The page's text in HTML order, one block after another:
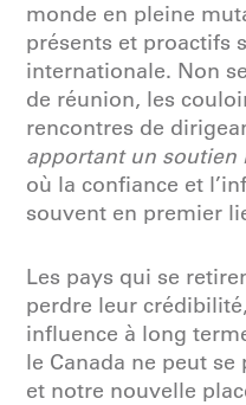
monde en pleine
présents et proactifs
internationale. Non
de réunion, les
rencontres de
apportant un soutien
où la confiance et
souvent en premier
Les pays qui se
perdre leur
influence à long
le Canada ne peut
et notre nouvelle